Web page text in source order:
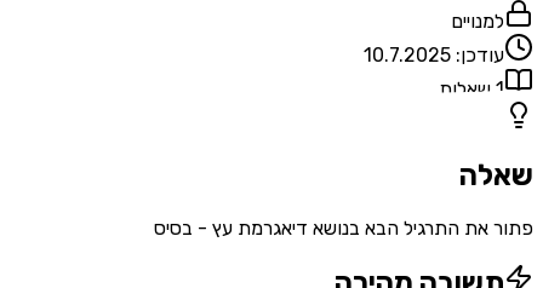
10.7.2025
שאלות
את התרגיל הבא בנושא דיאגרמת עץ - בסיס